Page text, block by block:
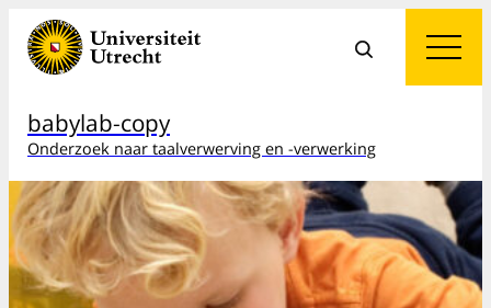
babylab-copy
Onderzoek naar taalverwerving en -verwerking